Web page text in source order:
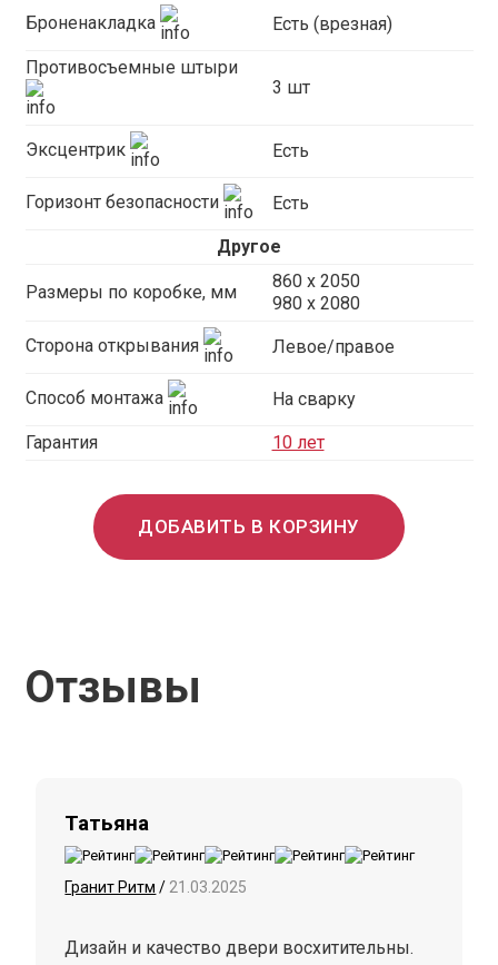
Броненакладка Есть (врезная)
Противосъемные штыри
3 шт
Эксцентрик Есть
Горизонт безопасности Есть
Другое
Размеры по коробке, мм
860 х 2050
980 x 2080
Сторона открывания Левое/правое
Способ монтажа На сварку
Гарантия 10 лет
ДОБАВИТЬ В КОРЗИНУ
Отзывы
Татьяна
Гранит Ритм / 21.03.2025
Дизайн и качество двери восхитительны.